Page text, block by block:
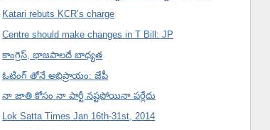
Katari rebuts KCR’s charge
Centre should make changes in T Bill: JP
కాంగ్రెస్, భాజపాలదే బాధ్యత
ఓటింగ్ తోనే అభిప్రాయం: జేపీ
నా జాతి కోసం నా పార్టీ నష్టపోయినా పర్లేదు
Lok Satta Times Jan 16th-31st, 2014